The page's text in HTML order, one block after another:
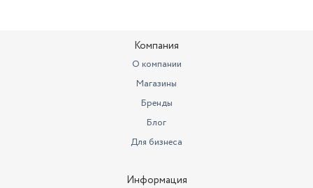
Компания
О компании
Магазины
Бренды
Блог
Для бизнеса
Информация